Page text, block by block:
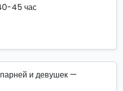
45 час
и девушек —